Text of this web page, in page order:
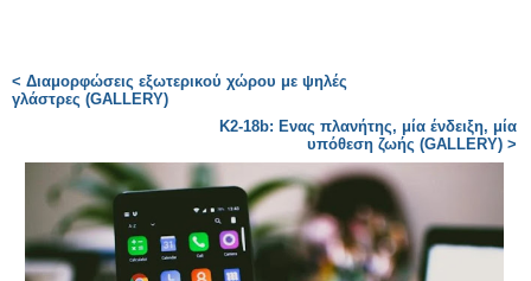
< Διαμορφώσεις εξωτερικού χώρου με ψηλές
γλάστρες (GALLERY)
K2-18b: Ενας πλανήτης, μία ένδειξη, μία
υπόθεση ζωής (GALLERY) >